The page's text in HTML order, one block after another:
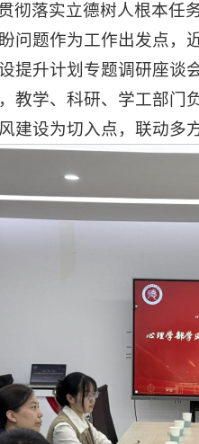
彻落实立德树人根本任
问题作为工作出发点，
提升计划专题调研座谈
教学、科研、学工部门
建设为切入点，联动多